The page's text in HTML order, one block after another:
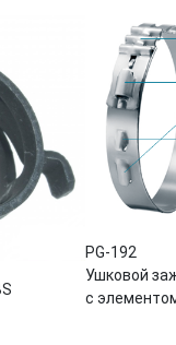
PG-192
Ушковой
с